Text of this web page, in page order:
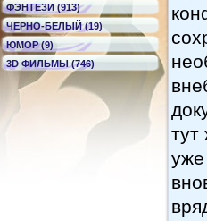
ФЭНТЕЗИ (913)
ЧЕРНО-БЕЛЫЙ (19)
ЮМОР (9)
3D ФИЛЬМЫ (746)
уже